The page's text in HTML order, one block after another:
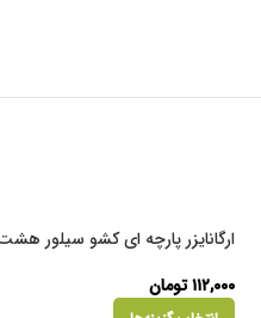
ارگانایزر پارچه ای کشو سیلور
۱۱۲,۰۰۰تومان